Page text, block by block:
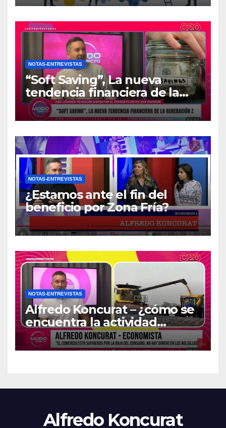
NOTAS-ENTREVISTAS
“Soft Saving”, La nueva
tendencia financiera de la
generación Z
NOTAS-ENTREVISTAS
¿Estamos ante el fin del
beneficio por Zona Fría?
NOTAS-ENTREVISTAS
Alfredo Koncurat – ¿cómo se
encuentra la actividad
económica del país?
Alfredo Koncurat